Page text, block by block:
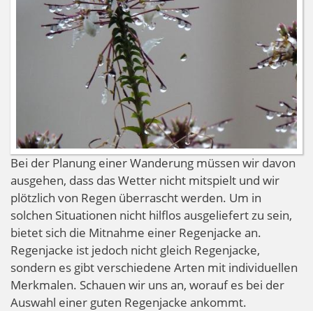
Bei der Planung einer Wanderung müssen wir davon
ausgehen, dass das Wetter nicht mitspielt und wir
plötzlich von Regen überrascht werden. Um in
solchen Situationen nicht hilflos ausgeliefert zu sein,
bietet sich die Mitnahme einer Regenjacke an.
Regenjacke ist jedoch nicht gleich Regenjacke,
sondern es gibt verschiedene Arten mit individuellen
Merkmalen. Schauen wir uns an, worauf es bei der
Auswahl einer guten Regenjacke ankommt.